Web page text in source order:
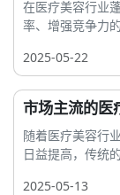
在医疗美容行业
率、增强竞争力
2025-05-22
市场主流的医
随着医疗美容行
日益提高，传统
2025-05-13